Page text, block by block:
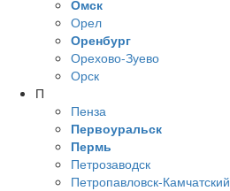
Омск
Орел
Оренбург
Орехово-Зуево
Орск
П
Пенза
Первоуральск
Пермь
Петрозаводск
Петропавловск-Камчатский